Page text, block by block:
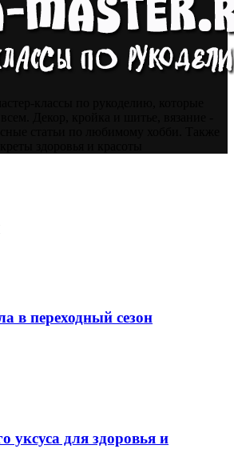
в переходный сезон
уксуса для здоровья и